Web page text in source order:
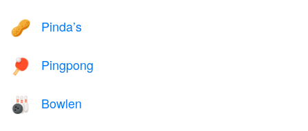
🥜 Pinda’s
🏓 Pingpong
🎳 Bowlen